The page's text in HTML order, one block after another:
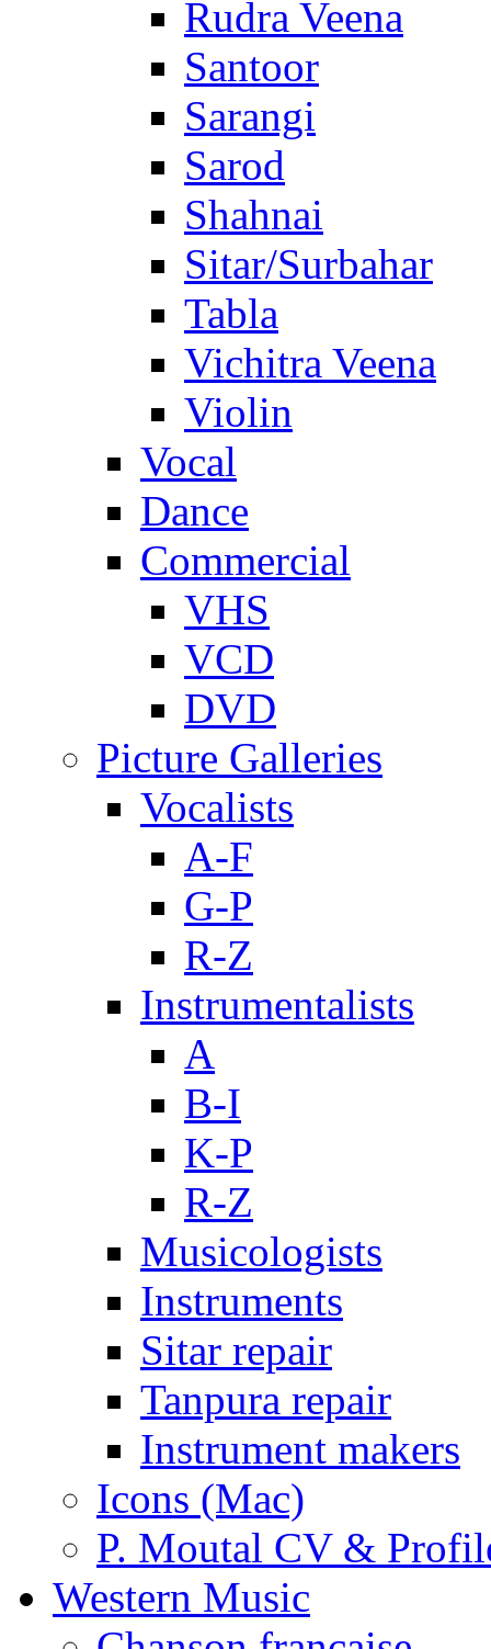
Rudra Veena
Santoor
Sarangi
Sarod
Shahnai
Sitar/Surbahar
Tabla
Vichitra Veena
Violin
Vocal
Dance
Commercial
VHS
VCD
DVD
Picture Galleries
Vocalists
A-F
G-P
R-Z
Instrumentalists
A
B-I
K-P
R-Z
Musicologists
Instruments
Sitar repair
Tanpura repair
Instrument makers
Icons (Mac)
P. Moutal CV &
Western Music